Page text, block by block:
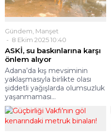
Gündem Manşet
8 Ekim 2025 10:40
ASKİ, su baskınlarına karşı
önlem alıyor
Adana’da kış mevsiminin
yaklaşmasıyla birlikte olası
şiddetli yağışlarda olumsuzluk
yaşanmaması...